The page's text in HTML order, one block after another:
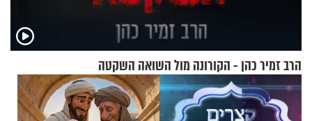
הרב זמיר כהן - הקורונה מול השואה השקטה